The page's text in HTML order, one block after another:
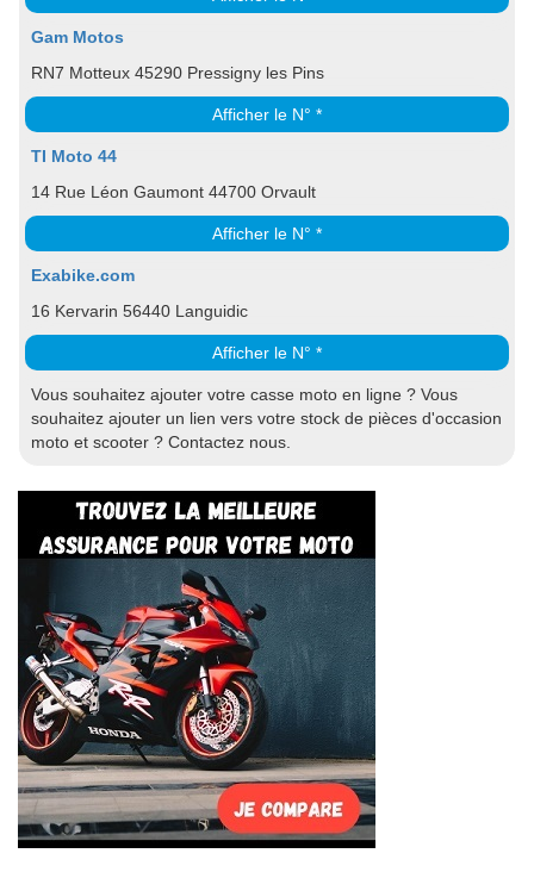
Gam Motos
RN7 Motteux 45290 Pressigny les Pins
Afficher le N° *
TI Moto 44
14 Rue Léon Gaumont 44700 Orvault
Afficher le N° *
Exabike.com
16 Kervarin 56440 Languidic
Afficher le N° *
Vous souhaitez ajouter votre casse moto en ligne ? Vous
souhaitez ajouter un lien vers votre stock de pièces d'occasion
moto et scooter ? Contactez nous.